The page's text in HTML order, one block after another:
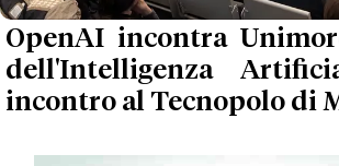
OpenAI incontra
dell'Intelligenza
incontro al Tecnopolo di